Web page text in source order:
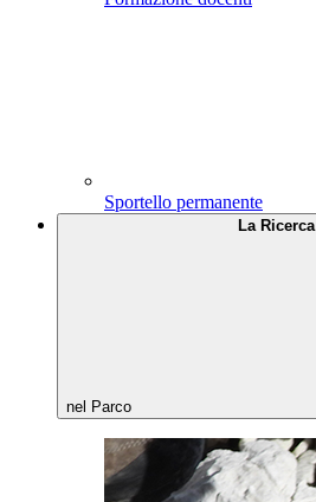
Sportello permanente
La Ricerca
nel Parco